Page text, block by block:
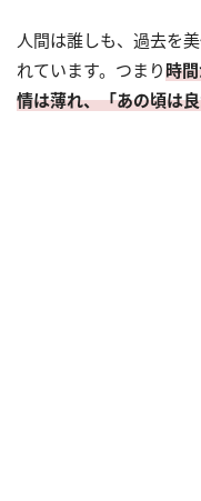
人間は誰しも、過去を
れています。つまり時
情は薄れ、「あの頃は